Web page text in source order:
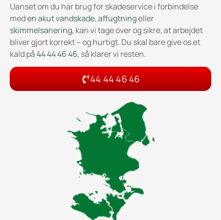
Uanset om du har brug for skadeservice i forbindelse
meden akut vandskade,affugtningeller
skimmelsanering, kan vi tage over og sikre, at arbejdet
bliver gjort korrekt – og hurtigt. Du skal bare give os et
kald på44 44 46 46, så klarer vi resten.
44 44 46 46